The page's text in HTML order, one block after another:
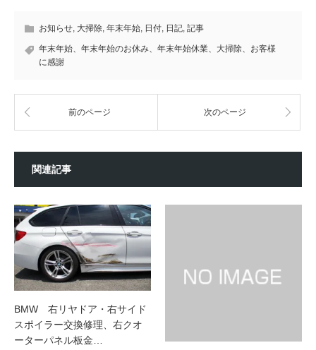
お知らせ, 大掃除, 年末年始, 日付, 日記, 記事
年末年始、年末年始のお休み、年末年始休業、大掃除、お客様
に感謝
前のページ 次のページ
関連記事
BMW 右リヤドア・右サイド
スポイラー交換修理、右クオ
ーターパネル板金…